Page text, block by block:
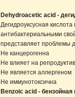
Dehydroacetic acid -
Дегидроуксусная
антибактериальными
представляет проблемы
Не канцерогенна
Не влияет на
Не является аллергеном
Не иммунотоксична
Benzoic acid - бензойная